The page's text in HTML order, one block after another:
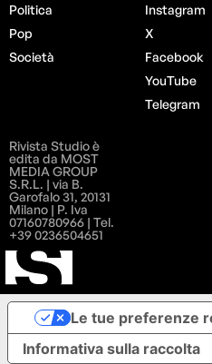
Politica
Pop
Società
Instagram
X
Facebook
YouTube
Telegram
Rivista Studio è
edita da MOST
MEDIA GROUP
S.R.L. | via B.
Garofalo 31, 20131
Milano | P. Iva
07160780966 | Tel.
+39 0236504651
Informativa sulla raccolta
Le tue preferenze